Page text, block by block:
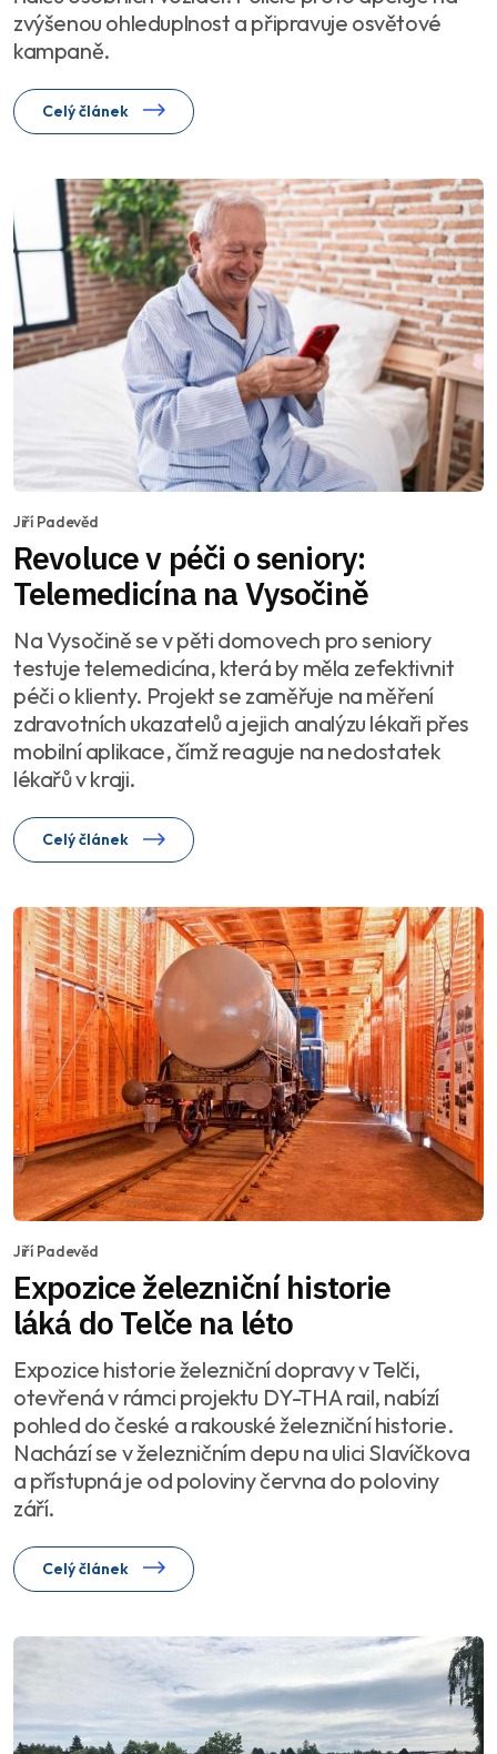
zvýšenou ohleduplnost a připravuje osvětové
kampaně.
Celý článek
Jiří Padevěd
Revoluce v péči o seniory:
Telemedicína na Vysočině
Na Vysočině se v pěti domovech pro seniory
testuje telemedicína, která by měla zefektivnit
péči o klienty. Projekt se zaměřuje na měření
zdravotních ukazatelů a jejich analýzu lékaři přes
mobilní aplikace, čímž reaguje na nedostatek
lékařů v kraji.
Celý článek
Jiří Padevěd
Expozice železniční historie
láká do Telče na léto
Expozice historie železniční dopravy v Telči,
otevřená v rámci projektu DY-THA rail, nabízí
pohled do české a rakouské železniční historie.
Nachází se v železničním depu na ulici Slavíčkova
a přístupná je od poloviny června do poloviny
září.
Celý článek